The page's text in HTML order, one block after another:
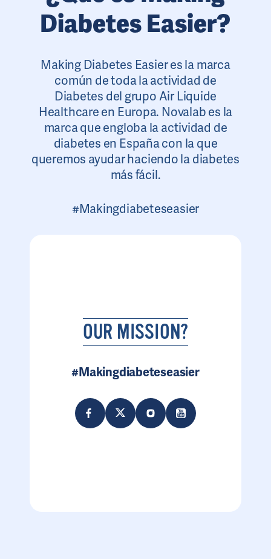
Diabetes Easier?
Making Diabetes Easier es la marca
común de toda la actividad de
Diabetes del grupo Air Liquide
Healthcare en Europa. Novalab es la
marca que engloba la actividad de
diabetes en España con la que
queremos ayudar haciendo la diabetes
más fácil.
#Makingdiabeteseasier
OUR MISSION?
#Makingdiabeteseasier